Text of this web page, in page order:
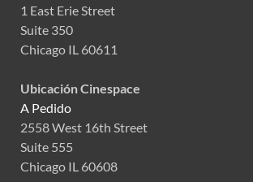
1 East Erie Street
Suite 350
Chicago IL 60611
Ubicación Cinespace
A Pedido
2558 West 16th Street
Suite 555
Chicago IL 60608